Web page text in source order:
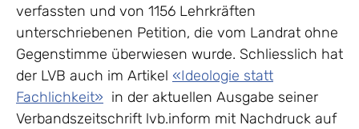
verfassten und von 1156 Lehrkräften
unterschriebenen Petition, die vom Landrat ohne
Gegenstimme überwiesen wurde. Schliesslich hat
der LVB auch im Artikel «Ideologie statt
Fachlichkeit» in der aktuellen Ausgabe seiner
Verbandszeitschrift lvb.inform mit Nachdruck auf